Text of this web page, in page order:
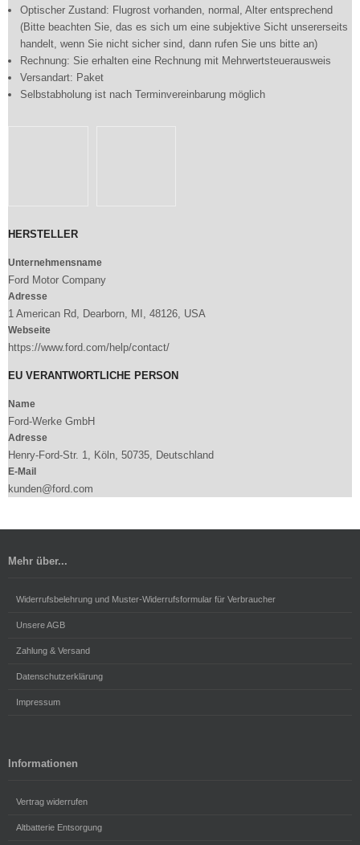
Optischer Zustand: Flugrost vorhanden, normal, Alter entsprechend
(Bitte beachten Sie, das es sich um eine subjektive Sicht unsererseits
handelt, wenn Sie nicht sicher sind, dann rufen Sie uns bitte an)
Rechnung: Sie erhalten eine Rechnung mit Mehrwertsteuerausweis
Versandart: Paket
Selbstabholung ist nach Terminvereinbarung möglich
HERSTELLER
Unternehmensname
Ford Motor Company
Adresse
1 American Rd, Dearborn, MI, 48126, USA
Webseite
https://www.ford.com/help/contact/
EU VERANTWORTLICHE PERSON
Name
Ford-Werke GmbH
Adresse
Henry-Ford-Str. 1, Köln, 50735, Deutschland
E-Mail
kunden@ford.com
Mehr über...
Widerrufsbelehrung und Muster-Widerrufsformular für Verbraucher
Unsere AGB
Zahlung & Versand
Datenschutzerklärung
Impressum
Informationen
Vertrag widerrufen
Altbatterie Entsorgung